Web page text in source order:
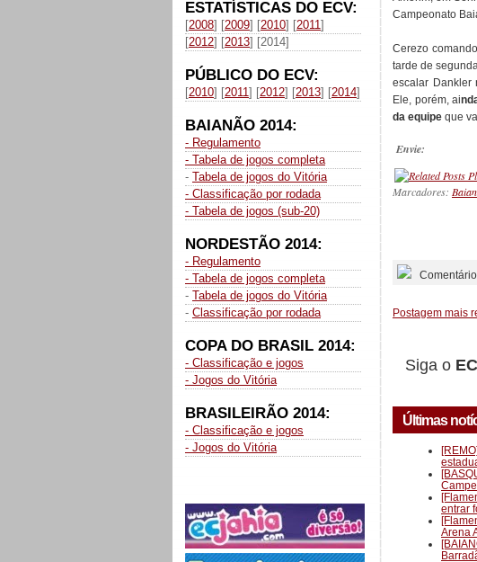
ESTATÍSTICAS DO ECV:
[2008] [2009] [2010] [2011]
[2012] [2013] [2014]
PÚBLICO DO ECV:
[2010] [2011] [2012] [2013] [2014]
BAIANÃO 2014:
- Regulamento
- Tabela de jogos completa
- Tabela de jogos do Vitória
- Classificação por rodada
- Tabela de jogos (sub-20)
NORDESTÃO 2014:
- Regulamento
- Tabela de jogos completa
- Tabela de jogos do Vitória
- Classificação por rodada
COPA DO BRASIL 2014:
- Classificação e jogos
- Jogos do Vitória
BRASILEIRÃO 2014:
- Classificação e jogos
- Jogos do Vitória
Campeonato
Cerezo
tarde de
escalar Dankler
Ele, porém, ai
da equipe que
Envie:
Marcadores:
Postagem mais
Siga o EC
Últimas
entrar
Arena